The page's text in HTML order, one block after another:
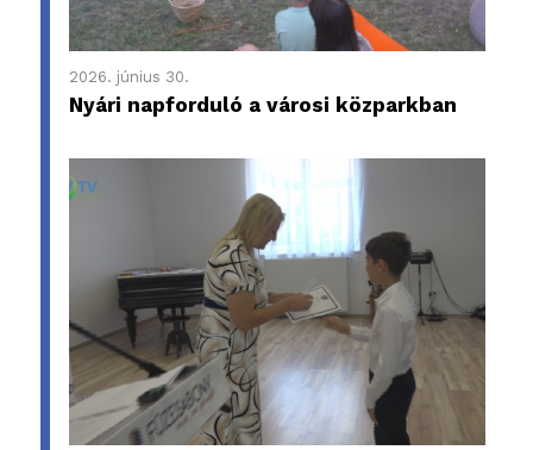
2026. június 30.
Nyári napforduló a városi közparkban